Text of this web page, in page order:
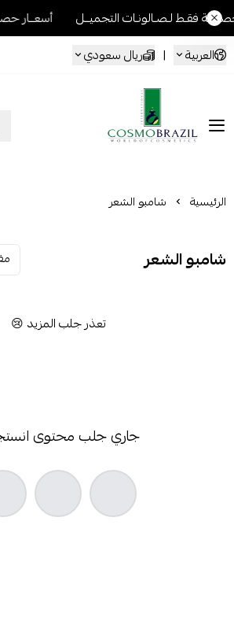
فقـط لـصـالونـات التجميــل
أسعــار
العربية
| ريال سعودي
Cosmo Brazil
الرئيسية شامبو الشعر
شامبو الشعر
تعذر جلب المزيد 😢
جاري جلب محتوى